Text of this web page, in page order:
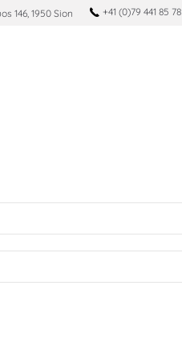
146, 1950 Sion +41 (0)79 441 85 78